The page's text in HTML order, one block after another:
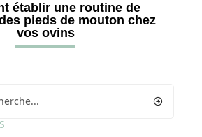
établir une routine de
pieds de mouton chez
vos ovins